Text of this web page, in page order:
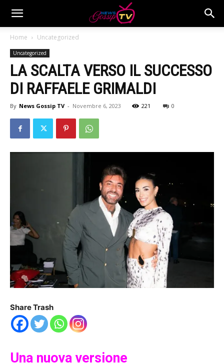
Home Uncategorized
Uncategorized
LA SCALTA VERSO IL SUCCESSO
DI RAFFAELE GRIMALDI
By News Gossip TV - Novembre 6, 2023 221 0
Share Trash
Una nuova versione